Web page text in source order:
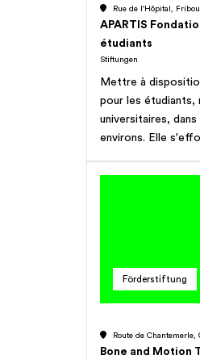
de promouvoir les
Fondation auprès
et des
acteur pertinent;
l'indemnisation
d'obtenir le gel
vers les pays
Rue de l'Hôpital,
APARTIS
étudiants
Stiftungen
Mettre à
pour les étudiants,
universitaires,
environs. Elle
solidarité en
parents étudie
Förderstiftung
Route de Chantemerle,
Bone and Motion